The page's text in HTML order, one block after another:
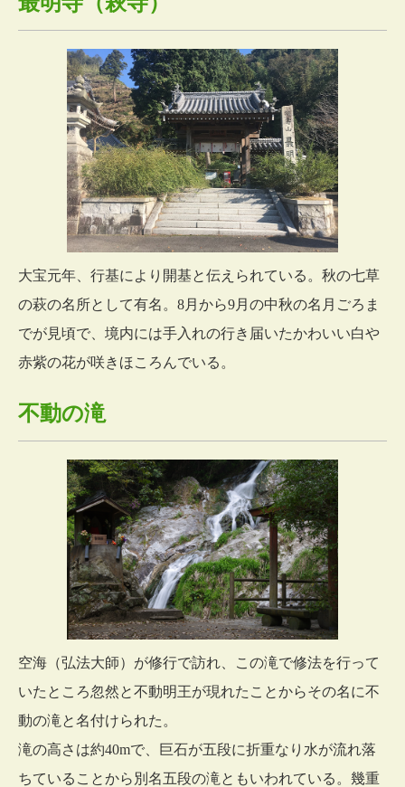
大宝元年、行基により開基と伝えられている。秋の七草
の萩の名所として有名。8月から9月の中秋の名月ごろま
でが見頃で、境内には手入れの行き届いたかわいい白や
赤紫の花が咲きほころんでいる。
不動の滝
空海（弘法大師）が修行で訪れ、この滝で修法を行って
いたところ忽然と不動明王が現れたことからその名に不
動の滝と名付けられた。
滝の高さは約40mで、巨石が五段に折重なり水が流れ落
ちていることから別名五段の滝ともいわれている。幾重